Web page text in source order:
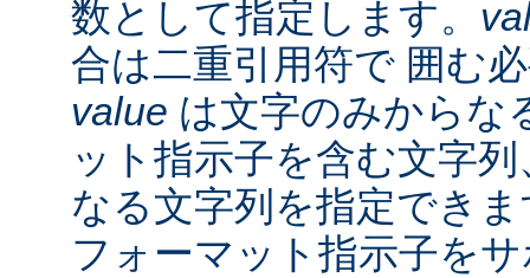
数として指定します。
合は二重引用符で 囲む
value は文字のみからな
ット指示子を含む文字
なる文字列を指定でき
フォーマット指示子を